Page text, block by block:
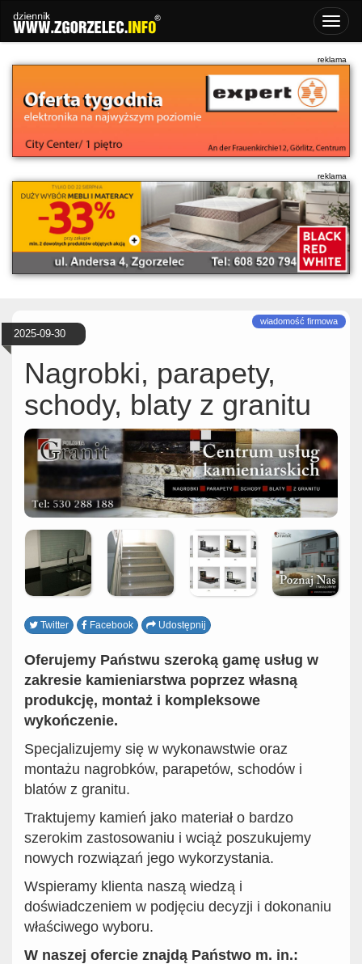
2025-09-30
Nagrobki, parapety,
schody, blaty z granitu
Twitter Facebook Udostępnij
Oferujemy Państwu szeroką gamę usług w
zakresie kamieniarstwa poprzez własną
produkcję, montaż i kompleksowe
wykończenie.
Specjalizujemy się w wykonawstwie oraz
montażu nagrobków, parapetów, schodów i
blatów z granitu.
Traktujemy kamień jako materiał o bardzo
szerokim zastosowaniu i wciąż poszukujemy
nowych rozwiązań jego wykorzystania.
Wspieramy klienta naszą wiedzą i
doświadczeniem w podjęciu decyzji i dokonaniu
właściwego wyboru.
W naszej ofercie znajdą Państwo m. in.: